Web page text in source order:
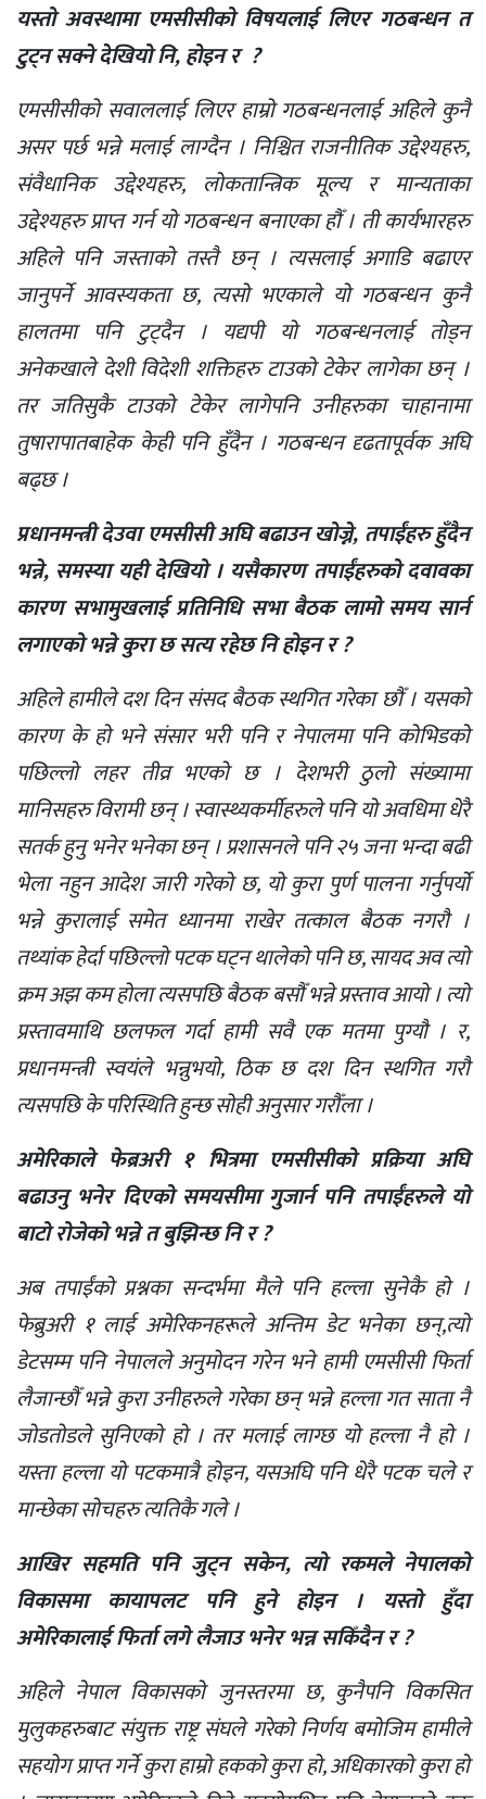
यस्तो अवस्थामा एमसीसीको विषयलाई लिएर गठबन्धन त
टुट्न सक्ने देखियो नि, होइन र ?
एमसीसीको सवाललाई लिएर हाम्रो गठबन्धनलाई अहिले कुनै
असर पर्छ भन्ने मलाई लाग्दैन । निश्चित राजनीतिक उद्देश्यहरु,
संवैधानिक उद्देश्यहरु, लोकतान्त्रिक मूल्य र मान्यताका
उद्देश्यहरु प्राप्त गर्न यो गठबन्धन बनाएका हौँ । ती कार्यभारहरु
अहिले पनि जस्ताको तस्तै छन् । त्यसलाई अगाडि बढाएर
जानुपर्ने आवस्यकता छ, त्यसो भएकाले यो गठबन्धन कुनै
हालतमा पनि टुट्दैन । यद्यपी यो गठबन्धनलाई तोड्न
अनेकखाले देशी विदेशी शक्तिहरु टाउको टेकेर लागेका छन् ।
तर जतिसुकै टाउको टेकेर लागेपनि उनीहरुका चाहानामा
तुषारापातबाहेक केही पनि हुँदैन । गठबन्धन दृढतापूर्वक अघि
बढ्छ ।
प्रधानमन्त्री देउवा एमसीसी अघि बढाउन खोज्ने, तपाईंहरु हुँदैन
भन्ने, समस्या यही देखियो । यसैकारण तपाईंहरुको दवावका
कारण सभामुखलाई प्रतिनिधि सभा बैठक लामो समय सार्न
लगाएको भन्ने कुरा छ सत्य रहेछ नि होइन र ?
अहिले हामीले दश दिन संसद बैठक स्थगित गरेका छौँ । यसको
कारण के हो भने संसार भरी पनि र नेपालमा पनि कोभिडको
पछिल्लो लहर तीव्र भएको छ । देशभरी ठुलो संख्यामा
मानिसहरु विरामी छन् । स्वास्थ्यकर्मीहरुले पनि यो अवधिमा धेरै
सतर्क हुनु भनेर भनेका छन् । प्रशासनले पनि २५ जना भन्दा बढी
भेला नहुन आदेश जारी गरेको छ, यो कुरा पुर्ण पालना गर्नुपर्यो
भन्ने कुरालाई समेत ध्यानमा राखेर तत्काल बैठक नगरौ ।
तथ्यांक हेर्दा पछिल्लो पटक घट्न थालेको पनि छ, सायद अव त्यो
क्रम अझ कम होला त्यसपछि बैठक बसौँ भन्ने प्रस्ताव आयो । त्यो
प्रस्तावमाथि छलफल गर्दा हामी सवै एक मतमा पुग्यौ । र,
प्रधानमन्त्री स्वयंले भन्नुभयो, ठिक छ दश दिन स्थगित गरौ
त्यसपछि के परिस्थिति हुन्छ सोही अनुसार गरौँला ।
अमेरिकाले फेब्रअरी १ भित्रमा एमसीसीको प्रक्रिया अघि
बढाउनु भनेर दिएको समयसीमा गुजार्न पनि तपाईंहरुले यो
बाटो रोजेको भन्ने त बुझिन्छ नि र ?
अब तपाईंको प्रश्नका सन्दर्भमा मैले पनि हल्ला सुनेकै हो ।
फेब्रुअरी १ लाई अमेरिकनहरूले अन्तिम डेट भनेका छन्,त्यो
डेटसम्म पनि नेपालले अनुमोदन गरेन भने हामी एमसीसी फिर्ता
लैजान्छौँ भन्ने कुरा उनीहरुले गरेका छन् भन्ने हल्ला गत साता नै
जोडतोडले सुनिएको हो । तर मलाई लाग्छ यो हल्ला नै हो ।
यस्ता हल्ला यो पटकमात्रै होइन, यसअघि पनि धेरै पटक चले र
मान्छेका सोचहरु त्यतिकै गले ।
आखिर सहमति पनि जुट्न सकेन, त्यो रकमले नेपालको
विकासमा कायापलट पनि हुने होइन । यस्तो हुँदा
अमेरिकालाई फिर्ता लगे लैजाउ भनेर भन्न सकिँदैन र ?
अहिले नेपाल विकासको जुनस्तरमा छ, कुनैपनि विकसित
मुलुकहरुबाट संयुक्त राष्ट्र संघले गरेको निर्णय बमोजिम हामीले
सहयोग प्राप्त गर्ने कुरा हाम्रो हकको कुरा हो, अधिकारको कुरा हो